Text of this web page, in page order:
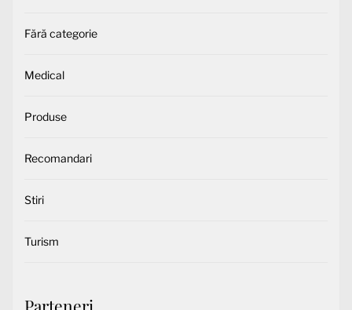
Fără categorie
Medical
Produse
Recomandari
Stiri
Turism
Parteneri